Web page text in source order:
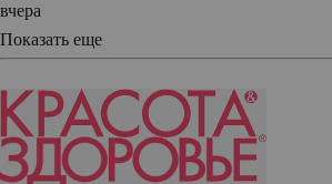
вчера
Показать еще